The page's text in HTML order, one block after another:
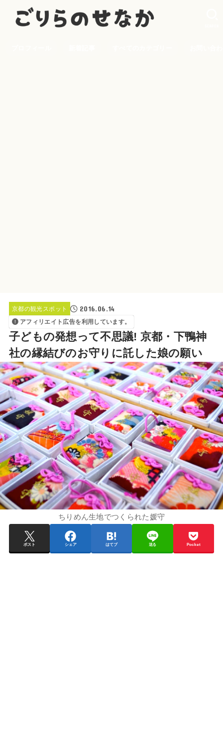
京都の観光スポット 2016.06.14
アフィリエイト広告を利用しています。
子どもの発想って不思議! 京都・下鴨神
社の縁結びのお守りに託した娘の願い
ちりめん生地でつくられた媛守
ポスト シェア はてブ 送る Pocket